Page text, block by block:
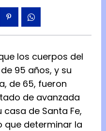
los cuerpos del
95 años, y su
de 65, fueron
de avanzada
de Santa Fe,
que determinar la